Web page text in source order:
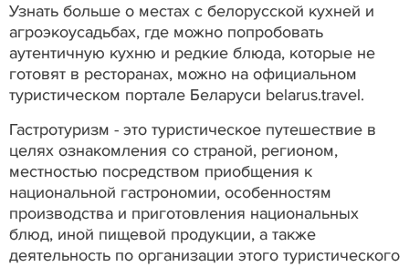
Узнать больше о местах с белорусской кухней и
агроэкоусадьбах, где можно попробовать
аутентичную кухню и редкие блюда, которые не
готовят в ресторанах, можно на официальном
туристическом портале Беларуси belarus.travel.
Гастротуризм - это туристическое путешествие в
целях ознакомления со страной, регионом,
местностью посредством приобщения к
национальной гастрономии, особенностям
производства и приготовления национальных
блюд, иной пищевой продукции, а также
деятельность по организации этого туристического